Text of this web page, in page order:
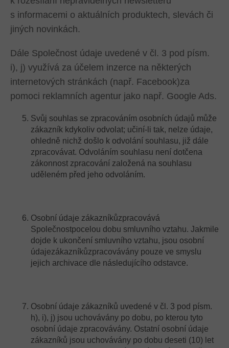
s informacemi o aktuálních produktech, slevách či
jiných novinkách.
Dále Společnost údaje uvedené v čl. 3 pod písm.
i), j) využívá za účelem inzerce na některých
internetových stránkách (např. Facebook)za
pomoci reklamních agentur jako např. Google Ads.
Svůj souhlas se zpracováním osobních údajů může
zákazník kdykoliv odvolat; učiní-li tak, nelze údaje,
ohledně nichž došlo k odvolání souhlasu, již dále
zpracovávat. Odvoláním souhlasu není dotčena
zákonnost zpracování založená na souhlasu
uděleném před jeho odvoláním.
Osobní údaje zákazníkůzpracovává
Společnostpocelou dobu smluvního vztahu. Jakmile
dojde k ukončení smluvního vztahu, jsou osobní
údajezákazníkůzpracovávány pouze ve smyslu
jejich archivace dle následujícího odstavce.
Osobní údaje zákazníků uvedené v čl. 3 pod písm.
h), i), j) jsou uchovávány po dobu, po kterou tyto
osobní údaje zpracovávány. Ostatní osobní údaje
zákazníků jsou uchovávány po dobu deseti (10) let